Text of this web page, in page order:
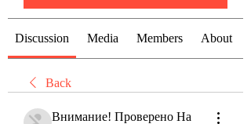
Discussion Media Members About
Back
Внимание! Проверено На